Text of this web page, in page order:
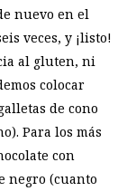
nuevo en el
veces, y ¡listo!
al gluten, ni
colocar
de cono
Para los más
con
negro (cuanto